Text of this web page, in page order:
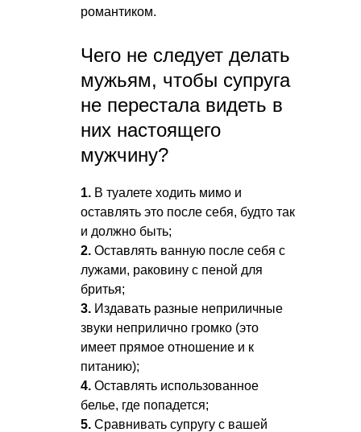
романтиком.
Чего не следует делать
мужьям, чтобы супруга
не перестала видеть в
них настоящего
мужчину?
1. В туалете ходить мимо и
оставлять это после себя, будто так
и должно быть;
2. Оставлять ванную после себя с
лужами, раковину с пеной для
бритья;
3. Издавать разные неприличные
звуки неприлично громко (это
имеет прямое отношение и к
питанию);
4. Оставлять использованное
белье, где попадется;
5. Сравнивать супругу с вашей